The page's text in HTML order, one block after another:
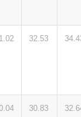
32.53
30.83